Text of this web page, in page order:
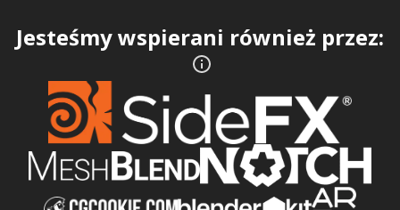
Jesteśmy wspierani również przez: